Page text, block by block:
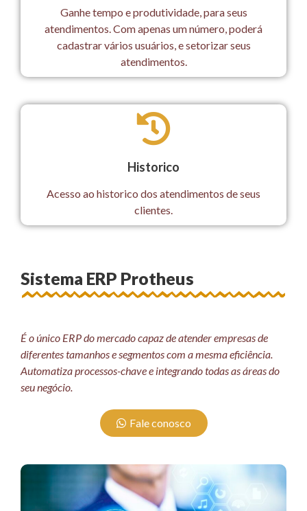
Ganhe tempo e produtividade, para seus
atendimentos. Com apenas um número, poderá
cadastrar vários usuários, e setorizar seus
atendimentos.
Historico
Acesso ao historico dos atendimentos de seus
clientes.
Sistema ERP Protheus
É o único ERP do mercado capaz de atender empresas de
diferentes tamanhos e segmentos com a mesma eficiência.
Automatiza processos-chave e integrando todas as áreas do
seu negócio.
Fale conosco